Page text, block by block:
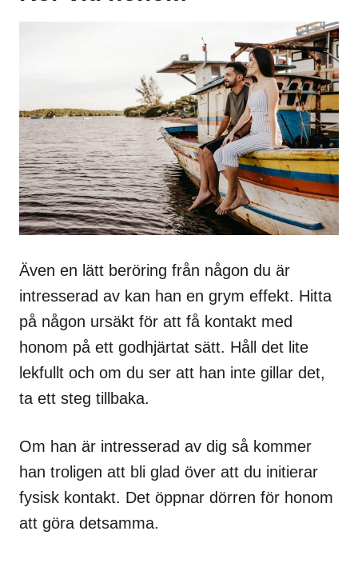
Även en lätt beröring från någon du är
intresserad av kan han en grym effekt. Hitta
på någon ursäkt för att få kontakt med
honom på ett godhjärtat sätt. Håll det lite
lekfullt och om du ser att han inte gillar det,
ta ett steg tillbaka.
Om han är intresserad av dig så kommer
han troligen att bli glad över att du initierar
fysisk kontakt. Det öppnar dörren för honom
att göra detsamma.